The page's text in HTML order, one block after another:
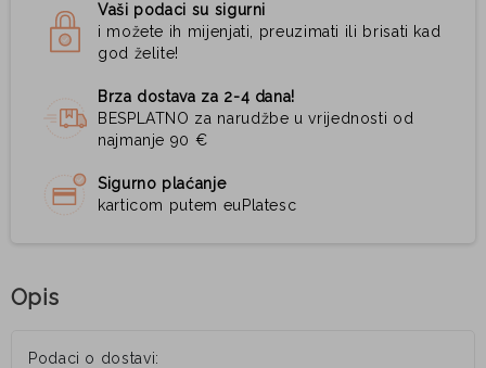
Vaši podaci su sigurni
i možete ih mijenjati, preuzimati ili brisati kad
god želite!
Brza dostava za 2-4 dana!
BESPLATNO za narudžbe u vrijednosti od
najmanje 90 €
Sigurno plaćanje
karticom putem euPlatesc
Opis
Podaci o dostavi: